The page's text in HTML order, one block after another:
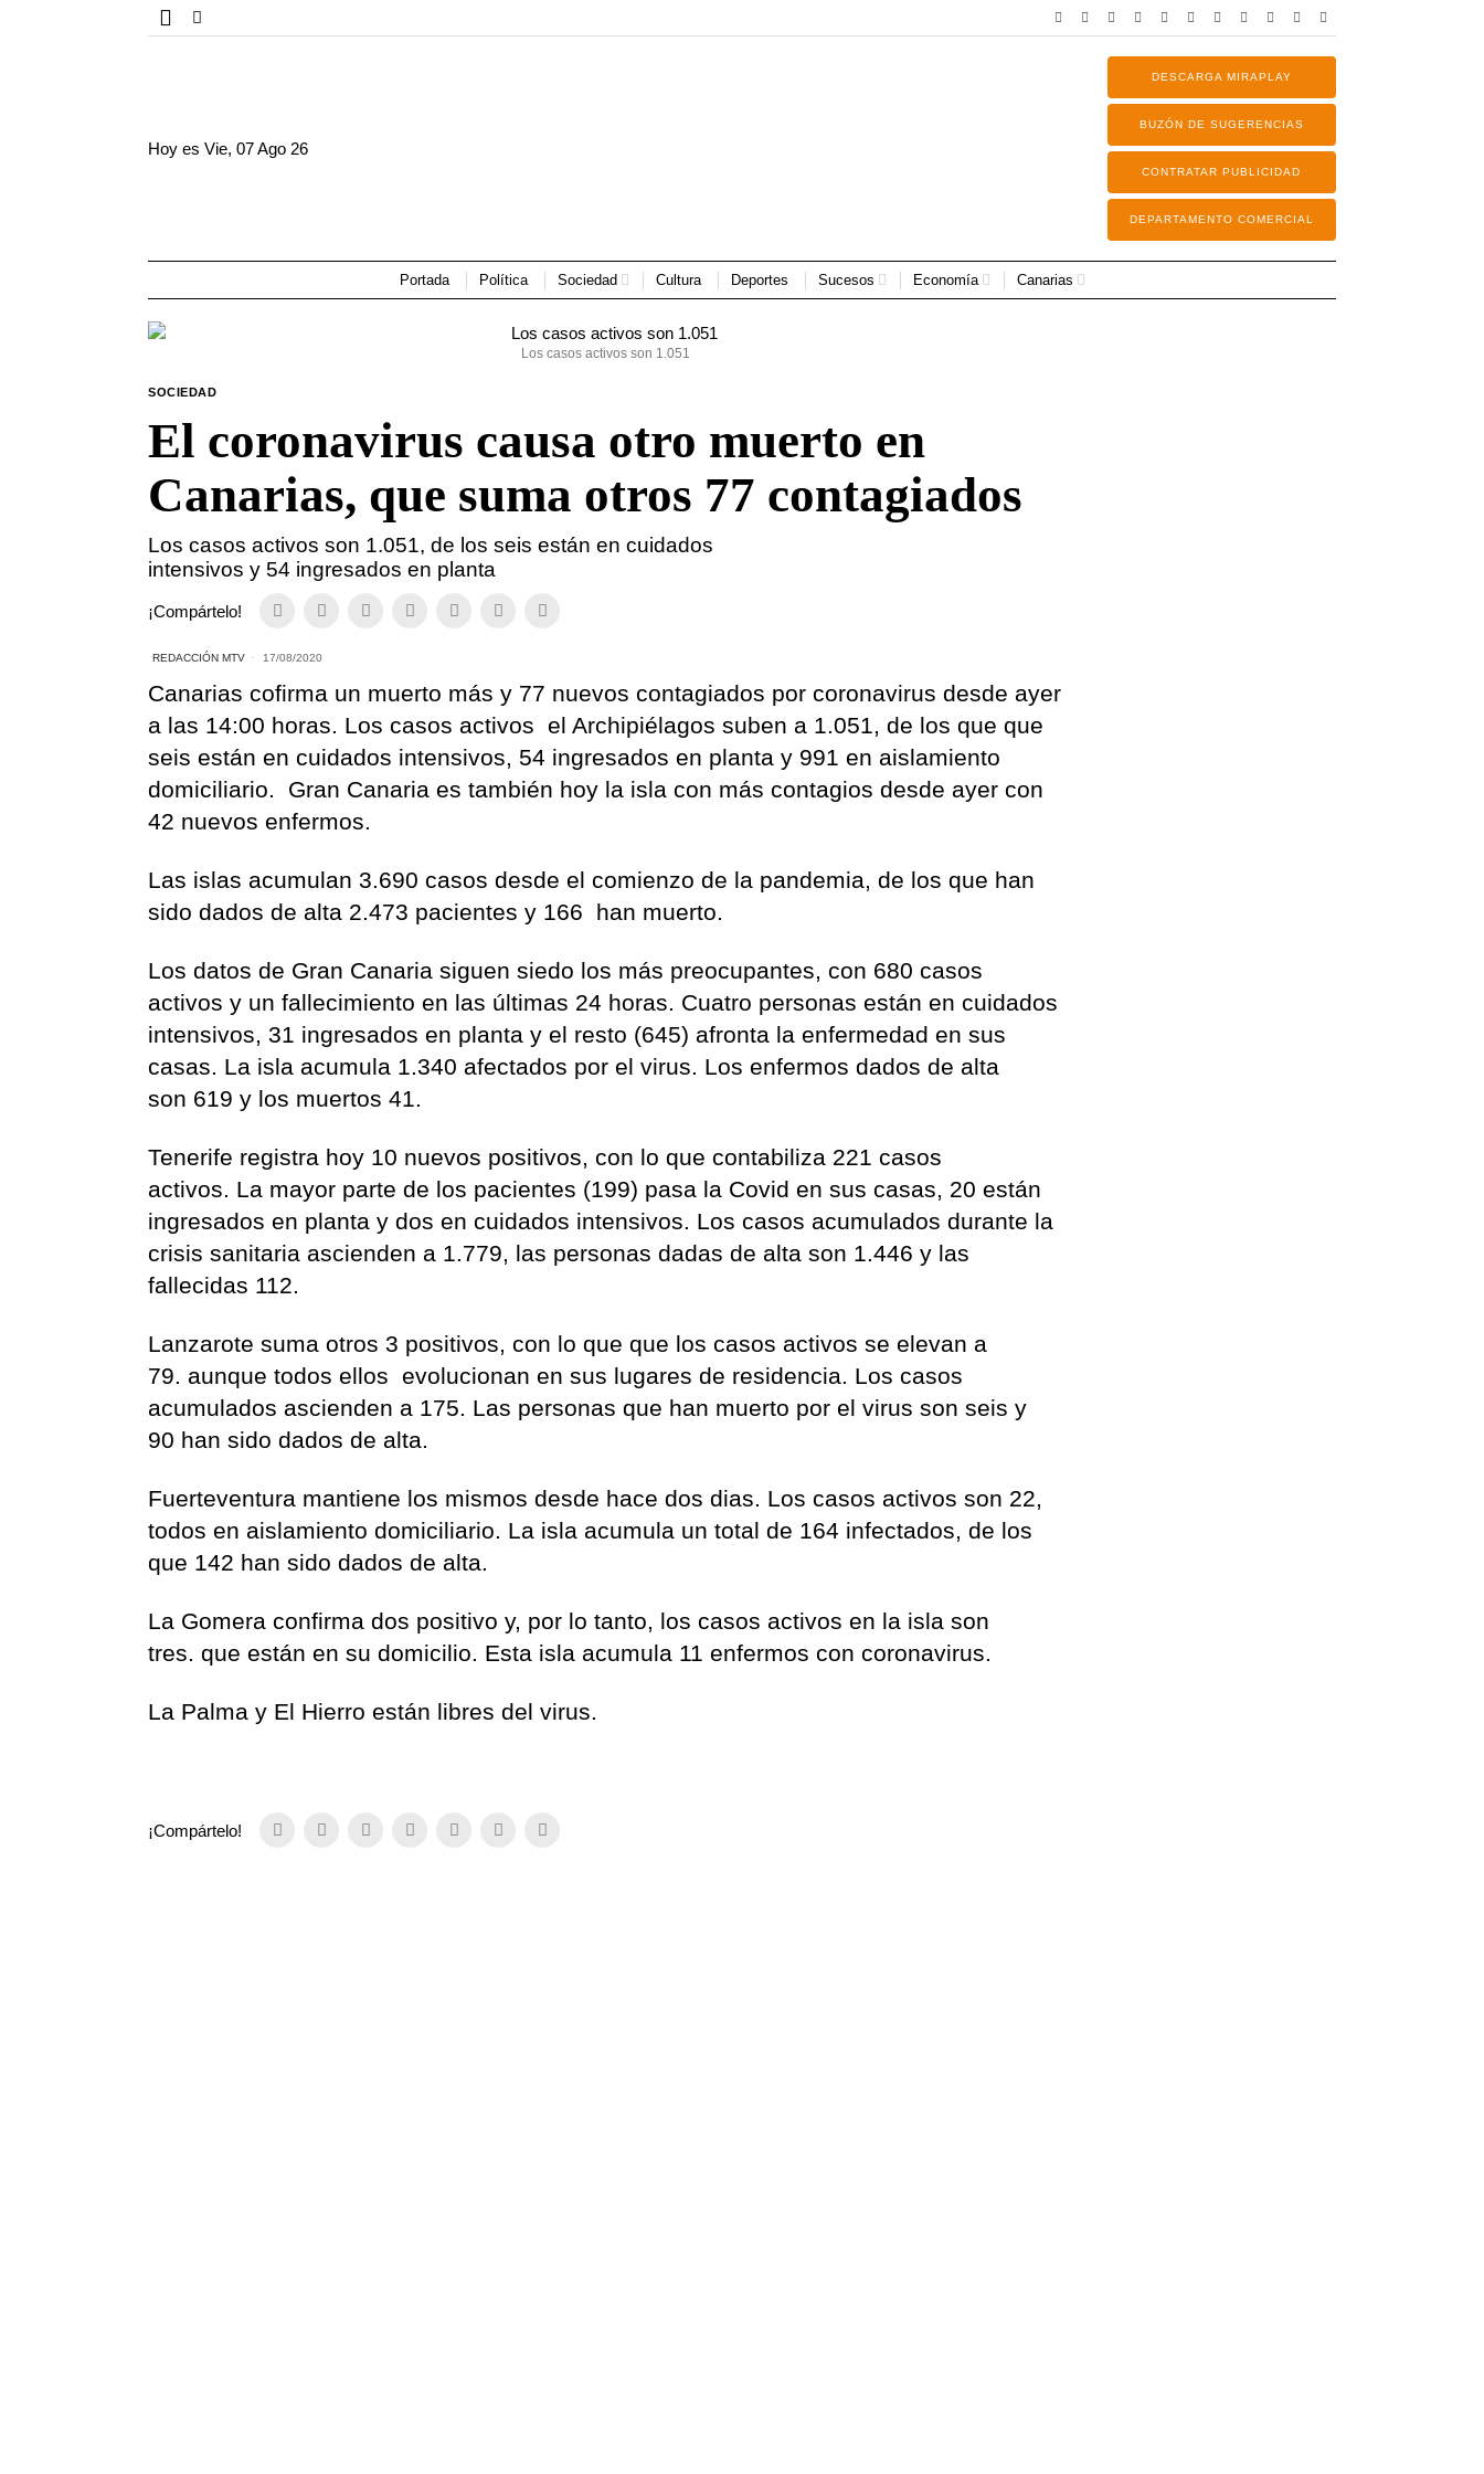
Hoy esVie, 07 Ago 26
DESCARGA MIRAPLAY
BUZÓN DE SUGERENCIAS
CONTRATAR PUBLICIDAD
DEPARTAMENTO COMERCIAL
Portada Política Sociedad Cultura Deportes Sucesos Economía Canarias
Los casos activos son 1.051
SOCIEDAD
El coronavirus causa otro muerto en
Canarias, que suma otros 77 contagiados
Los casos activos son 1.051, de los seis están en cuidados
intensivos y 54 ingresados en planta
¡Compártelo!
REDACCIÓN MTV 17/08/2020
Canarias cofirma un muerto más y 77 nuevos contagiados por coronavirus desde ayer
a las 14:00 horas. Los casos activos el Archipiélagos suben a 1.051, de los que que
seis están en cuidados intensivos, 54 ingresados en planta y 991 en aislamiento
domiciliario. Gran Canaria es también hoy la isla con más contagios desde ayer con
42 nuevos enfermos.
Las islas acumulan 3.690 casos desde el comienzo de la pandemia, de los que han
sido dados de alta 2.473 pacientes y 166 han muerto.
Los datos de Gran Canaria siguen siedo los más preocupantes, con 680 casos
activos y un fallecimiento en las últimas 24 horas. Cuatro personas están en cuidados
intensivos, 31 ingresados en planta y el resto (645) afronta la enfermedad en sus
casas. La isla acumula 1.340 afectados por el virus. Los enfermos dados de alta
son 619 y los muertos 41.
Tenerife registra hoy 10 nuevos positivos, con lo que contabiliza 221 casos
activos. La mayor parte de los pacientes (199) pasa la Covid en sus casas, 20 están
ingresados en planta y dos en cuidados intensivos. Los casos acumulados durante la
crisis sanitaria ascienden a 1.779, las personas dadas de alta son 1.446 y las
fallecidas 112.
Lanzarote suma otros 3 positivos, con lo que que los casos activos se elevan a
79. aunque todos ellos evolucionan en sus lugares de residencia. Los casos
acumulados ascienden a 175. Las personas que han muerto por el virus son seis y
90 han sido dados de alta.
Fuerteventura mantiene los mismos desde hace dos dias. Los casos activos son 22,
todos en aislamiento domiciliario. La isla acumula un total de 164 infectados, de los
que 142 han sido dados de alta.
La Gomera confirma dos positivo y, por lo tanto, los casos activos en la isla son
tres. que están en su domicilio. Esta isla acumula 11 enfermos con coronavirus.
La Palma y El Hierro están libres del virus.
¡Compártelo!